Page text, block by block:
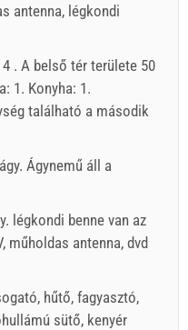
antenna, légkondi
. A belső tér területe 50
1. Konyha: 1.
található a második
. Ágynemű áll a
. légkondi benne van az
, műholdas antenna, dvd
, hűtő, fagyasztó,
sütő, kenyér